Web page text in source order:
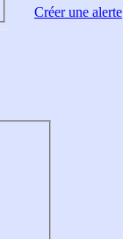
Créer une alerte